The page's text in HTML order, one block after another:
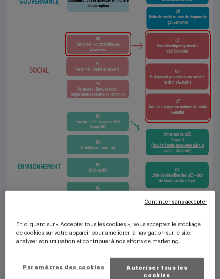
En cliquant sur « Accepter tous les cookies », vous acceptez le stockage
de cookies sur votre appareil pour améliorer la navigation sur le site,
analyser son utilisation et contribuer à nos efforts de marketing.
Autoriser tous les
cookies
Paramètres des cookies
Continuer sans accepter